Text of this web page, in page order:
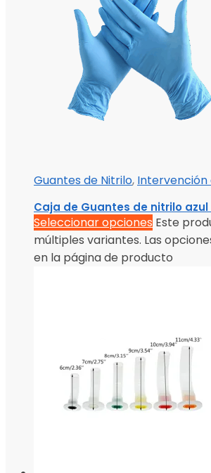
Guantes de Nitrilo, Intervención
Caja de Guantes de nitrilo
Seleccionar opciones Este
múltiples variantes. Las
en la página de producto